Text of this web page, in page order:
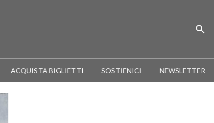
ACQUISTA BIGLIETTI SOSTIENICI NEWSLETTER